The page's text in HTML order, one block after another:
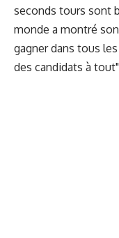
seconds tours sont
monde a montré
gagner dans tous
des candidats à